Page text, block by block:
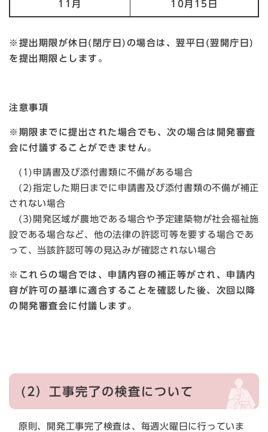
11 月 10月15 日
※提出期限が休日(閉庁日)の場合は、翌平日(翌開庁日)
を提出期限とします。
注意事項
※期限までに提出された場合でも、次の場合は開発審査
会に付議することができません。
(1)申請書及び添付書類に不備がある場合
(2)指定した期日までに申請書及び添付書類の不備が補正
されない場合
(3)開発区域が農地である場合や予定建築物が社会福祉施
設である場合など、他の法律の許認可等を要する場合であ
って、当該許認可等の見込みが確認されない場合
※これらの場合では、申請内容の補正等がされ、申請内
容が許可の基準に適合することを確認した後、次回以降
の開発審査会に付議します。
(2）工事完了の検査について
原則、開発工事完了検査は、毎週火曜日に行っていま